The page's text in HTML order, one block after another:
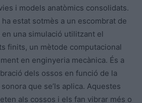
i models anatòmics consolidats.
estat sotmès a un escombrat de
una simulació utilitzant el
finits, un mètode computacional
en enginyeria mecànica. És a
dels ossos en funció de la
que se’ls aplica. Aquestes
als cossos i els fan vibrar més o